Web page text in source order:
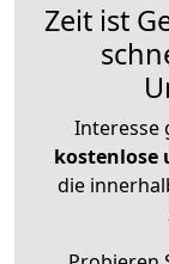
Zeit ist
Interesse
kostenlose
die